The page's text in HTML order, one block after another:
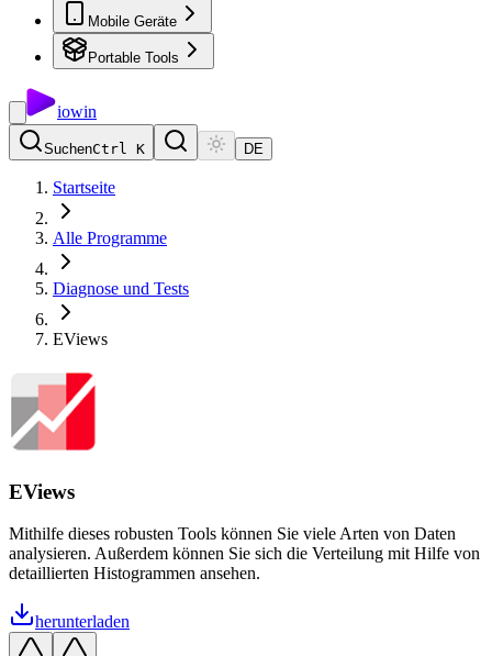
Mobile Geräte
Portable Tools
iowin
SuchenCtrl K DE
Startseite
Alle Programme
Diagnose und Tests
EViews
EViews
Mithilfe dieses robusten Tools können Sie viele Arten von Daten
analysieren. Außerdem können Sie sich die Verteilung mit Hilfe von
detaillierten Histogrammen ansehen.
herunterladen